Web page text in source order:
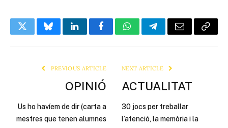
TwitterBlueskyLinkedInFacebookWhatsAppTelegramEmail Copy
PREVIOUS ARTICLE
OPINIÓ
Us ho havíem de dir (carta a
mestres que tenen alumnes
NEXT ARTICLE
ACTUALITAT
30 jocs per treballar
l’atenció, la memòria i la